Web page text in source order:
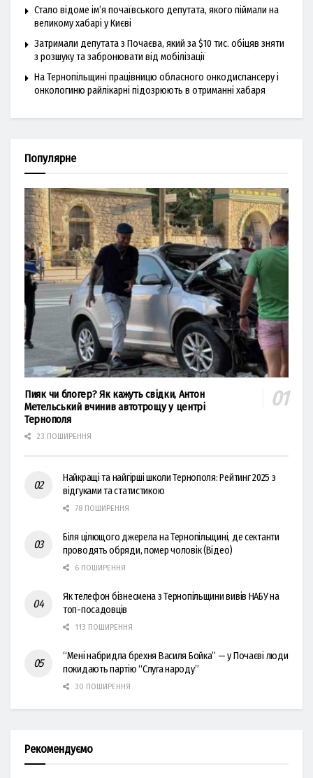
Стало відоме ім’я почаївського депутата, якого піймали на
великому хабарі у Києві
Затримали депутата з Почаєва, який за $10 тис. обіцяв зняти
з розшуку та забронювати від мобілізації
На Тернопільщині працівницю обласного онкодиспансеру і
онкологиню райлікарні підозрюють в отриманні хабаря
Популярне
Пияк чи блогер? Як кажуть свідки, Антон
Метельський вчинив автотрощу у центрі
Тернополя
23 ПОШИРЕННЯ
Найкращі та найгірші школи Тернополя: Рейтинг 2025 з
відгуками та статистикою
78 ПОШИРЕННЯ
Біля цілющого джерела на Тернопільщині, де сектанти
проводять обряди, помер чоловік (Відео)
6 ПОШИРЕННЯ
Як телефон бізнесмена з Тернопільщини вивів НАБУ на
топ-посадовців
113 ПОШИРЕННЯ
“Мені набридла брехня Василя Бойка” — у Почаєві люди
покидають партію “Слуга народу”
30 ПОШИРЕННЯ
Рекомендуємо